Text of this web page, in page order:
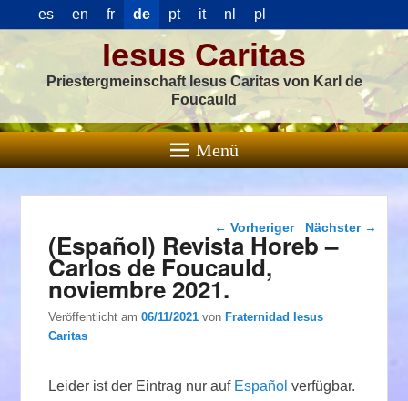
es en fr de pt it nl pl
Iesus Caritas
Priestergmeinschaft Iesus Caritas von Karl de
Foucauld
Menü
Beitragsnavigation
← Vorheriger Nächster →
(Español) Revista Horeb –
Carlos de Foucauld,
noviembre 2021.
Veröffentlicht am06/11/2021 vonFraternidad Iesus
Caritas
Leider ist der Eintrag nur auf Español verfügbar.